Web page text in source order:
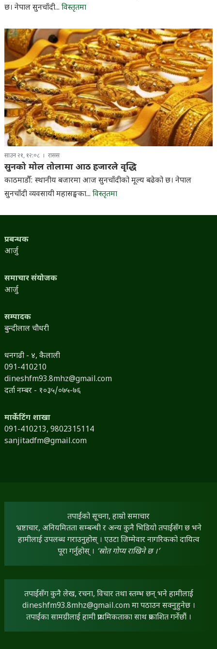
छ। नेपाल सुनचाँदी... विस्तृतमा
साउन २१, १२:०८ रासस
सुनको मोल तोलामा आठ हजारले वृद्धि
काठमाडौँ: स्थानीय बजारमा आज सुनचाँदीको मूल्य बढेको छ। नेपाल
सुनचाँदी व्यवसायी महासङ्घका... विस्तृतमा
प्रबन्धक
आर्जु
समाचार संयोजक
आर्जु
सम्पादक
बुन्दीलाल चौधरी
धनगढी - ४, कैलाली
091-410210
dineshfm93.8mhz@gmail.com
दर्ता नम्बर - १०३५/०७५-७६
मार्केटिंग शाखा
091-410213, 9802315114
sanjitadfm@gmail.com
तपाईंको सूचना, हाम्रो समाचार
भ्रष्टाचार, अनियमितता सम्बन्धी र अन्य कुनै भिडियो तपाईंसँग छ भने
हामीलाई उपलब्ध गराउनुहोस् । एउटा जिम्मेवार नागरिकको दायित्व
पूरा गर्नुहोस् । ‘स्रोत गोप्य राखिने छ ।’
तपाईंसँग कुनै लेख, रचना, विचार तथा स्तम्भ छन् भने हामीलाई
dineshfm93.8mhz@gmail.comमा पठाउन सक्नुहुनेछ ।
तपाईंका सामग्रीलाई हामी प्राथमिकताका साथ प्रकाशित गर्नेछौं ।